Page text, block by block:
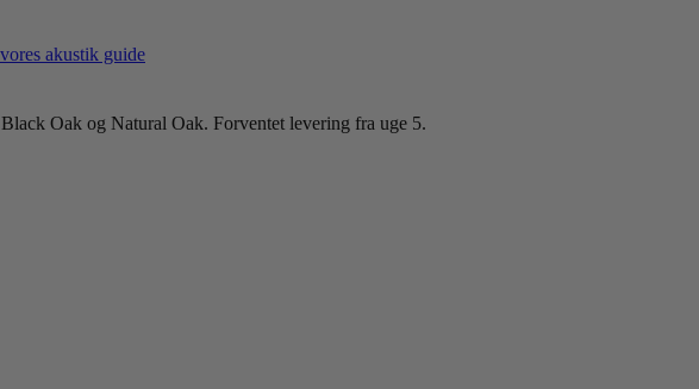
akustik guide
Oak og Natural Oak. Forventet levering fra uge 5.